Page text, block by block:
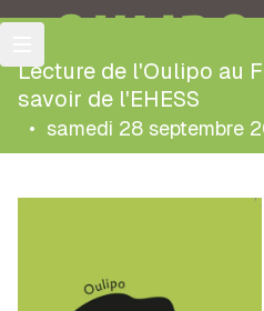
OULIPO
Lecture de l'Oulipo au
savoir de l'EHESS
• samedi 28 septembre